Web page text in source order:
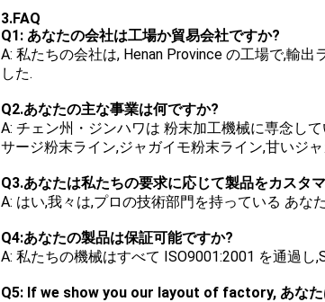
3.FAQ
Q1: あなたの会社は工場か貿易会社ですか?
A: 私たちの会社は, Henan Province の工場で,輸
した.
Q2.あなたの主な事業は何ですか?
A: チェン州・ジンハワは 粉末加工機械に専念し
サージ粉末ライン,ジャガイモ粉末ライン,甘いジ
Q3.あなたは私たちの要求に応じて製品をカスタ
A: はい,我々は,プロの技術部門を持っている あ
Q4:あなたの製品は保証可能ですか?
A: 私たちの機械はすべて ISO9001:2001 を通過し
Q5: If we show you our layout of factory, あなた